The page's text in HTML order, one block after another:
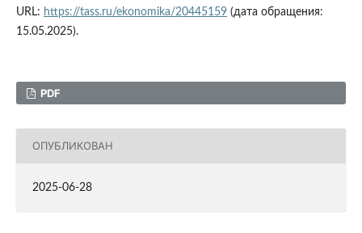
URL: https://tass.ru/ekonomika/20445159(дата обращения:
15.05.2025).
PDF
ОПУБЛИКОВАН
2025-06-28